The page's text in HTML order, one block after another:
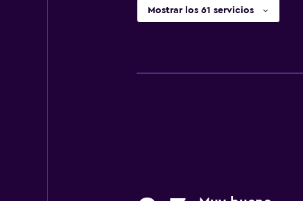
Mostrar los 61 servicios